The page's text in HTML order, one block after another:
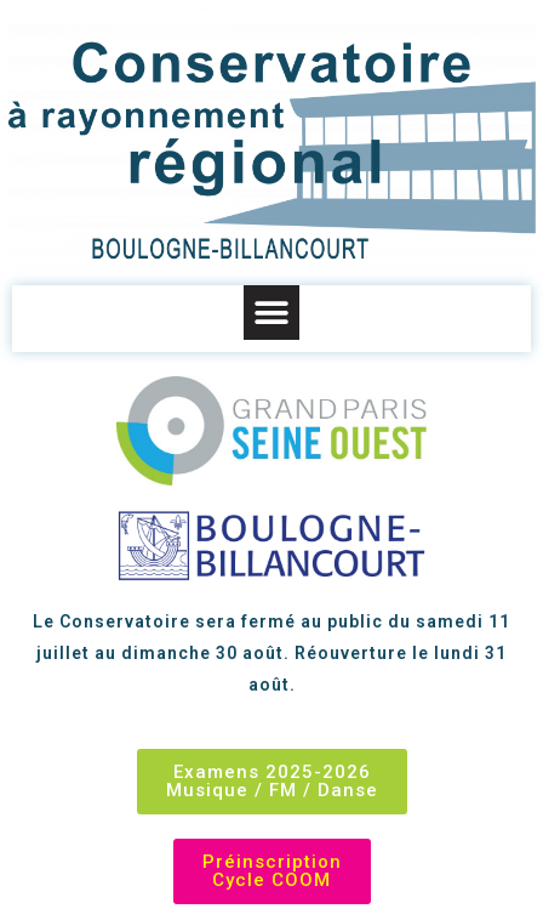
Le Conservatoire sera fermé au public du samedi 11
juillet au dimanche 30 août. Réouverture le lundi 31
août.
Examens 2025-2026
Musique / FM / Danse
Préinscription
Cycle COOM